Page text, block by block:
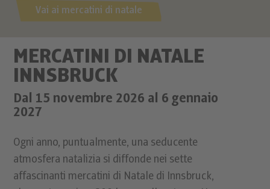
Vai ai mercatini di natale
MERCATINI DI NATALE
INNSBRUCK
Dal 15 novembre 2026 al 6 gennaio
2027
Ogni anno, puntualmente, una seducente
atmosfera natalizia si diffonde nei sette
affascinanti mercatini di Natale di Innsbruck,